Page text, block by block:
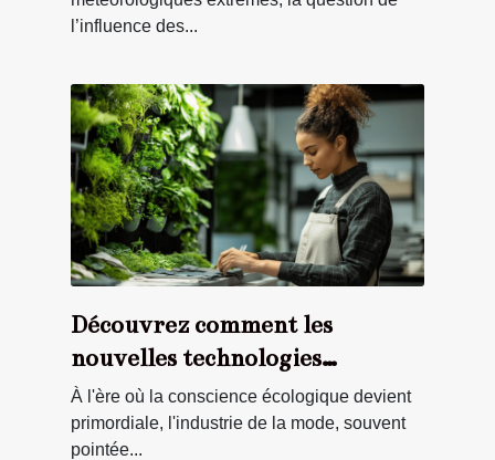
l’influence des...
Découvrez comment les
nouvelles technologies
transforment la mode durable
À l'ère où la conscience écologique devient
primordiale, l'industrie de la mode, souvent
pointée...